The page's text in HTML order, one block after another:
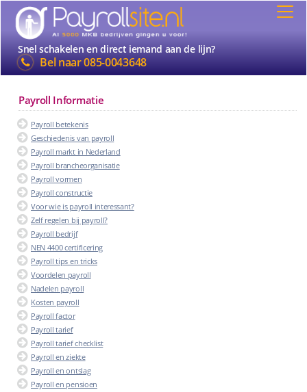
Snel schakelen en direct iemand aan de lijn?
Bel naar085-0043648
Payroll Informatie
Payroll betekenis
Geschiedenis van payroll
Payroll markt in Nederland
Payroll brancheorganisatie
Payroll vormen
Payroll constructie
Voor wie is payroll interessant?
Zelf regelen bij payroll?
Payroll bedrijf
NEN 4400 certificering
Payroll tips en tricks
Voordelen payroll
Nadelen payroll
Kosten payroll
Payroll factor
Payroll tarief
Payroll tarief checklist
Payroll en ziekte
Payroll en ontslag
Payroll en pensioen